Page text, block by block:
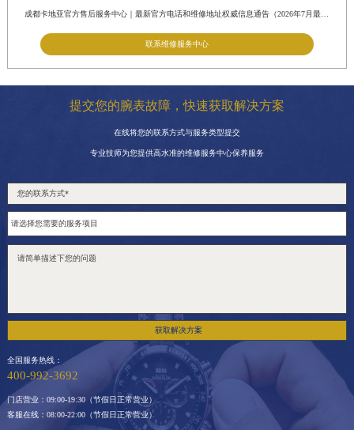
联系维修服务中心
提交您的腕表故障，快速获取解决方案
在线将您的联系方式与服务类型提交
专业技师为您提供高水准的维修服务中心保养服务
获取解决方案
全国服务热线：
400-992-3692
门店营业：09:00-19:30（节假日正常营业）
客服在线：08:00-22:00（节假日正常营业）